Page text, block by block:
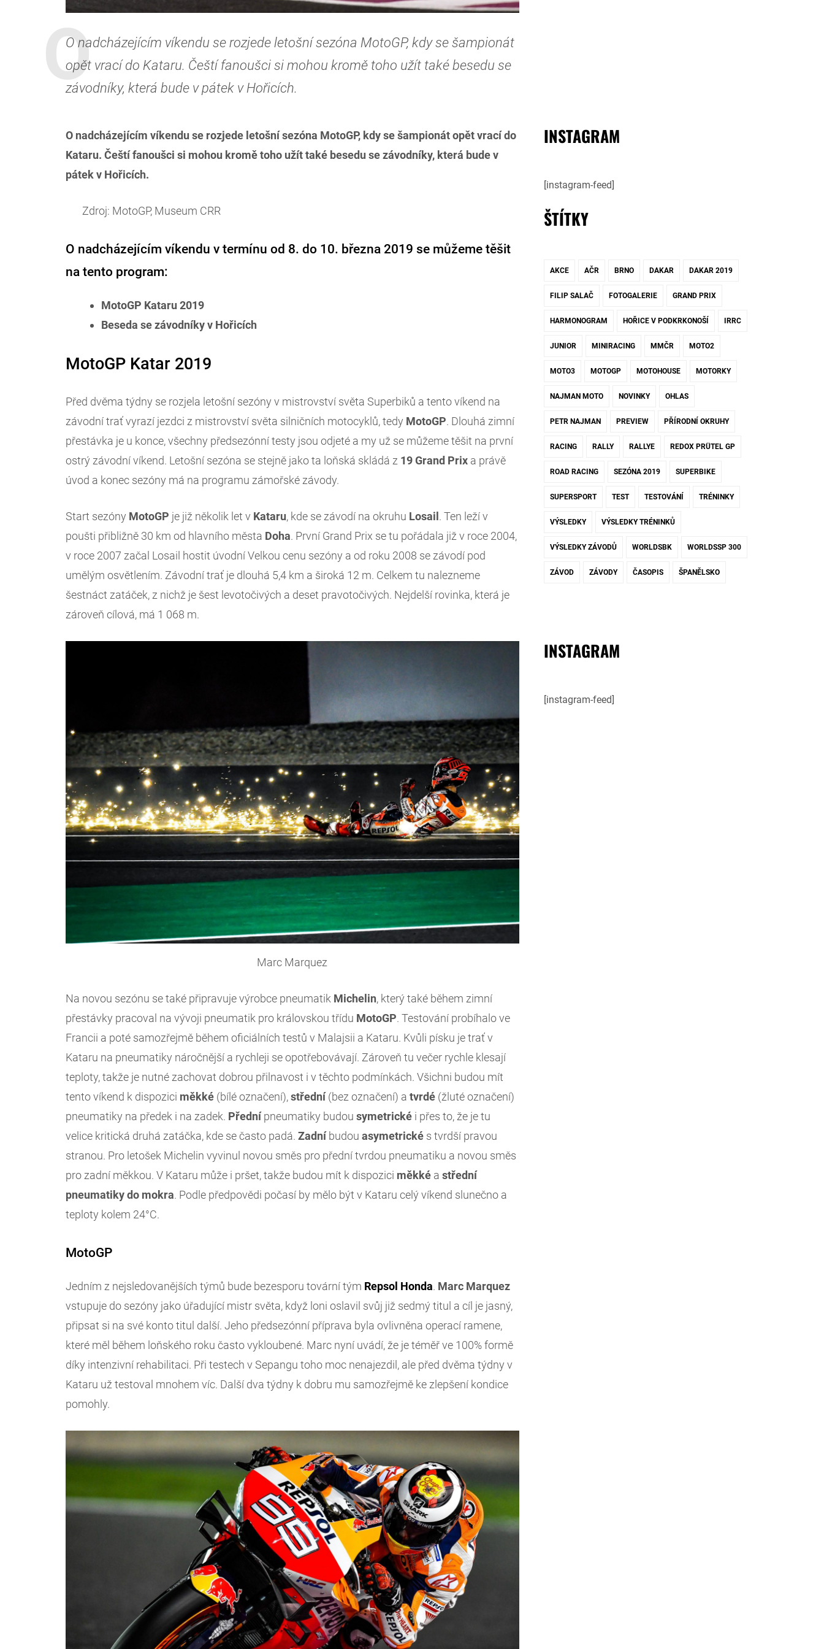
O nadcházejícím víkendu se rozjede letošní sezóna MotoGP, kdy se šampionát
opět vrací do Kataru. Čeští fanoušci si mohou kromě toho užít také besedu se
závodníky, která bude v pátek v Hořicích.
O nadcházejícím víkendu se rozjede letošní sezóna MotoGP, kdy se šampionát opět vrací do
Kataru. Čeští fanoušci si mohou kromě toho užít také besedu se závodníky, která bude v
pátek v Hořicích.
Zdroj: MotoGP, Museum CRR
O nadcházejícím víkendu v termínu od 8. do 10. března 2019 se můžeme těšit
na tento program:
MotoGP Kataru 2019
Beseda se závodníky v Hořicích
MotoGP Katar 2019
Před dvěma týdny se rozjela letošní sezóny v mistrovství světa Superbiků a tento víkend na
závodní trať vyrazí jezdci z mistrovství světa silničních motocyklů, tedy MotoGP. Dlouhá zimní
přestávka je u konce, všechny předsezónní testy jsou odjeté a my už se můžeme těšit na první
ostrý závodní víkend. Letošní sezóna se stejně jako ta loňská skládá z 19 Grand Prix a právě
úvod a konec sezóny má na programu zámořské závody.
Start sezóny MotoGP je již několik let v Kataru, kde se závodí na okruhu Losail . Ten leží v
poušti přibližně 30 km od hlavního města Doha. První Grand Prix se tu pořádala již v roce 2004,
v roce 2007 začal Losail hostit úvodní Velkou cenu sezóny a od roku 2008 se závodí pod
umělým osvětlením. Závodní trať je dlouhá 5,4 km a široká 12 m. Celkem tu nalezneme
šestnáct zatáček, z nichž je šest levotočivých a deset pravotočivých. Nejdelší rovinka, která je
zároveň cílová, má 1 068 m.
Marc Marquez
Na novou sezónu se také připravuje výrobce pneumatik Michelin, který také během zimní
přestávky pracoval na vývoji pneumatik pro královskou třídu MotoGP. Testování probíhalo ve
Francii a poté samozřejmě během oficiálních testů v Malajsii a Kataru. Kvůli písku je trať v
Kataru na pneumatiky náročnější a rychleji se opotřebovávají. Zároveň tu večer rychle klesají
teploty, takže je nutné zachovat dobrou přilnavost i v těchto podmínkách. Všichni budou mít
tento víkend k dispozici měkké (bílé označení),střední(bez označení) a tvrdé (žluté označení)
pneumatiky na předek i na zadek. Přednípneumatiky budou symetrické i přes to, že je tu
velice kritická druhá zatáčka, kde se často padá. Zadníbudou asymetrické s tvrdší pravou
stranou. Pro letošek Michelin vyvinul novou směs pro přední tvrdou pneumatiku a novou směs
pro zadní měkkou. V Kataru může i pršet, takže budou mít k dispozici měkké a střední
pneumatikydo mokra. Podle předpovědi počasí by mělo být v Kataru celý víkend slunečno a
teploty kolem 24°C.
MotoGP
Jedním z nejsledovanějších týmů bude bezesporu tovární tým Repsol Honda. Marc Marquez
vstupuje do sezóny jako úřadující mistr světa, když loni oslavil svůj již sedmý titul a cíl je jasný,
připsat si na své konto titul další. Jeho předsezónní příprava byla ovlivněna operací ramene,
které měl během loňského roku často vykloubené. Marc nyní uvádí, že je téměř ve 100% formě
díky intenzivní rehabilitaci. Při testech v Sepangu toho moc nenajezdil, ale před dvěma týdny v
Kataru už testoval mnohem víc. Další dva týdny k dobru mu samozřejmě ke zlepšení kondice
pomohly.
INSTAGRAM
[instagram-feed]
ŠTÍTKY
AKCE AČR BRNO DAKAR DAKAR 2019
FILIP SALAČ FOTOGALERIE GRAND PRIX
HARMONOGRAM HOŘICE V PODKRKONOŠÍ IRRC
JUNIOR MINIRACING MMČR MOTO2
MOTO3 MOTOGP MOTOHOUSE MOTORKY
NAJMAN MOTO NOVINKY OHLAS
PETR NAJMAN PREVIEW PŘÍRODNÍ OKRUHY
RACING RALLY RALLYE REDOX PRÜTEL GP
ROAD RACING SEZÓNA 2019 SUPERBIKE
SUPERSPORT TEST TESTOVÁNÍ TRÉNINKY
VÝSLEDKY VÝSLEDKY TRÉNINKŮ
VÝSLEDKY ZÁVODŮ WORLDSBK WORLDSSP 300
ZÁVOD ZÁVODY ČASOPIS ŠPANĚLSKO
INSTAGRAM
[instagram-feed]